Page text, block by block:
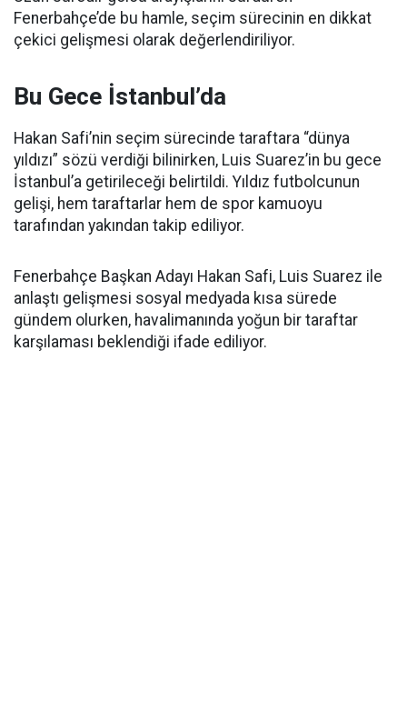
Fenerbahçe’de bu hamle, seçim sürecinin en dikkat
çekici gelişmesi olarak değerlendiriliyor.
Bu Gece İstanbul’da
Hakan Safi’nin seçim sürecinde taraftara “dünya
yıldızı” sözü verdiği bilinirken, Luis Suarez’in bu gece
İstanbul’a getirileceği belirtildi. Yıldız futbolcunun
gelişi, hem taraftarlar hem de spor kamuoyu
tarafından yakından takip ediliyor.
Fenerbahçe Başkan Adayı Hakan Safi, Luis Suarez ile
anlaştı gelişmesi sosyal medyada kısa sürede
gündem olurken, havalimanında yoğun bir taraftar
karşılaması beklendiği ifade ediliyor.